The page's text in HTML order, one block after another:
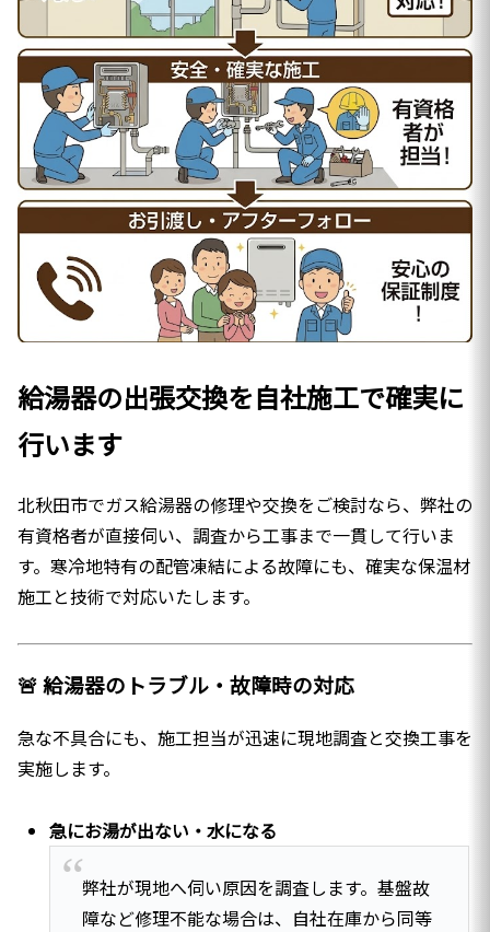
給湯器の出張交換を自社施工で確実に
行います
北秋田市でガス給湯器の修理や交換をご検討なら、弊社の
有資格者が直接伺い、調査から工事まで一貫して行いま
す。寒冷地特有の配管凍結による故障にも、確実な保温材
施工と技術で対応いたします。
🚨 給湯器のトラブル・故障時の対応
急な不具合にも、施工担当が迅速に現地調査と交換工事を
実施します。
急にお湯が出ない・水になる
弊社が現地へ伺い原因を調査します。基盤故
障など修理不能な場合は、自社在庫から同等